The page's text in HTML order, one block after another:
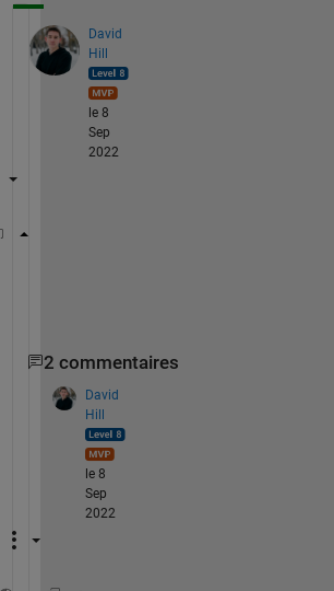
David
Hill
le 8
Sep
2022
2 commentaires
David
Hill
le 8
Sep
2022